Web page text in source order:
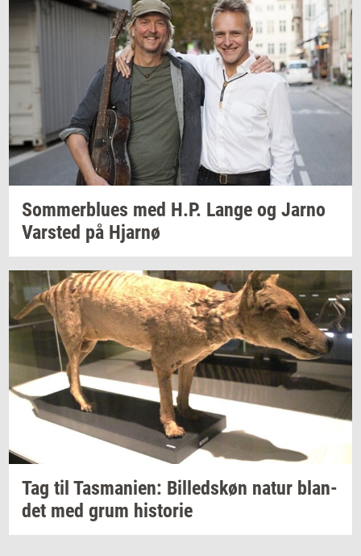
Som­mer­blu­es med H.P. Lange og Jarno
Var­sted på Hjar­nø
Tag til Tas­ma­ni­en: Bil­leds­køn natur blan­
det med grum hi­sto­rie